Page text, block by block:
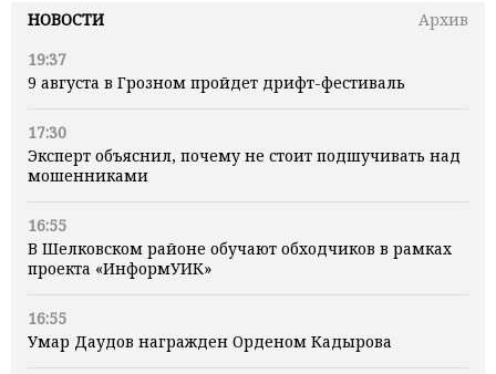
НОВОСТИ
Архив
19:37
9 августа в Грозном пройдет дрифт-фестиваль
17:30
Эксперт объяснил, почему не стоит подшучивать над
мошенниками
16:55
В Шелковском районе обучают обходчиков в рамках
проекта «ИнформУИК»
16:55
Умар Даудов награжден Орденом Кадырова